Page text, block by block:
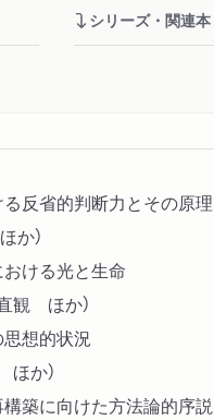
シリーズ・関連本
反省的判断力とその原理
か）
ける光と生命
観 ほか）
想的状況
か）
築に向けた方法論的序説